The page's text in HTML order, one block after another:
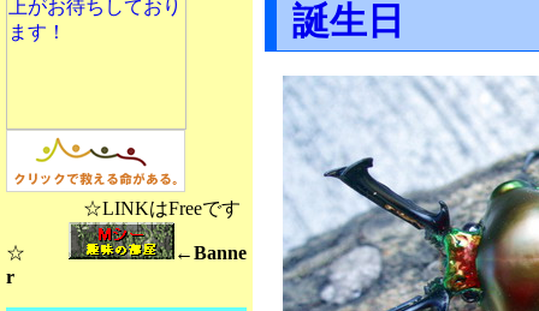
☆LINKはFreeです
☆
←Banne
r
誕生日